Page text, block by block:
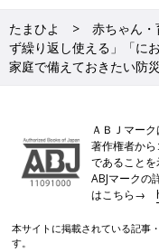
たまひよ 赤ちゃん・
ず繰り返し使える」「に
家庭で備えておきたい防
ＡＢＪマー
著作権者か
であること
ABJマークの
はこちら→
本サイトに掲載されている記事
す。